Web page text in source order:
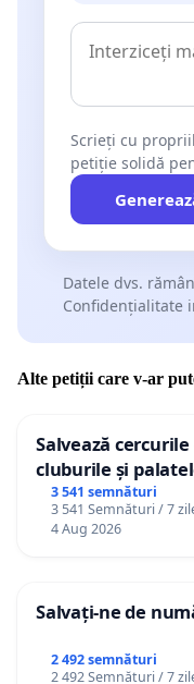
Scrieți cu
petiție solidă
Datele dvs.
Confidențialitate
Alte petiții care v-ar
Salvează
cluburile și
3 541 semnături
3 541 Semnături / 7
4 Aug 2026
Salvați-ne de
2 492 semnături
2 492 Semnături / 7